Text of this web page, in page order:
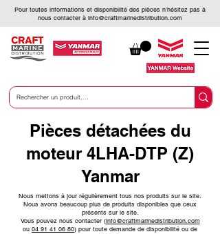
Pour toutes informations et disponibilité des pièces n’hésitez pas à
nous contacter à info@craftmarinedistribution.com
Pièces détachées du
moteur 4LHA-DTP (Z)
Yanmar
Nous mettons à jour régulièrement tous nos produits sur le site.
Nous avons beaucoup plus de produits disponibles que ceux
présents sur le site.
Vous pouvez nous contacter (info@craftmarinedistribution.com
ou 04 91 41 06 80) pour toute demande de disponibilité ou de